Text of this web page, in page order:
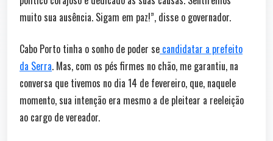
muito sua ausência. Sigam em paz!”, disse o governador.
Cabo Porto tinha o sonho de poder se candidatar a prefeito
da Serra. Mas, com os pés firmes no chão, me garantiu, na
conversa que tivemos no dia 14 de fevereiro, que, naquele
momento, sua intenção era mesmo a de pleitear a reeleição
ao cargo de vereador.